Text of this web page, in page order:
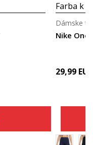
Farba k
Nike One
Dámske
29,99 EUR